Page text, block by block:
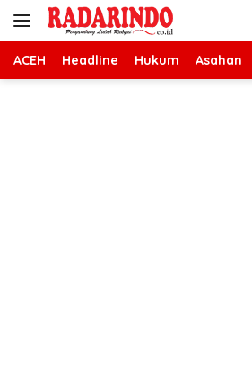
Langsung
ACEH Headline Hukum Asahan